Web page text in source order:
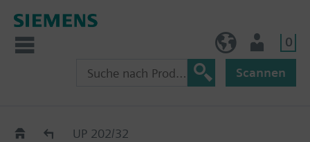
0
Scannen
Old2NewUP 202/32